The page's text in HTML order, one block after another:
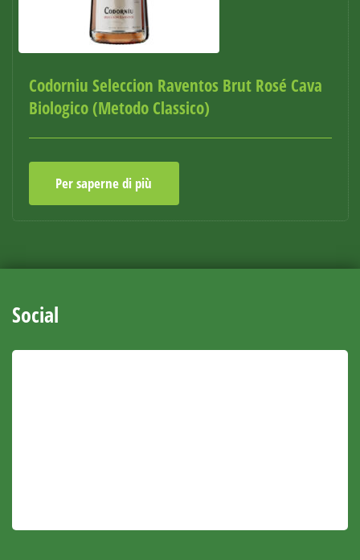
Codorniu Seleccion Raventos Brut Rosé Cava
Biologico (Metodo Classico)
Per saperne di più
Social